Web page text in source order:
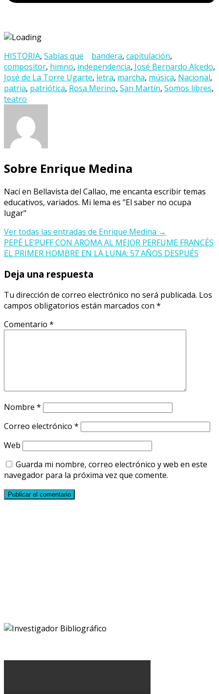
HISTORIA, Sabías que bandera, capitulación,
compositor, himno, independencia, José Bernardo Alcedo,
José de La Torre Ugarte, letra, marcha, música, Nacional,
patria, patriótica, Rosa Merino, San Martín, Somos libres,
teatro
Sobre Enrique Medina
Nací en Bellavista del Callao, me encanta escribir temas
educativos, variados. Mi lema es "El saber no ocupa
lugar"
Ver todas las entradas de Enrique Medina →
Navegación
de
entradas
PEPÉ LE’PUFF CON AROMA AL MEJOR PERFUME FRANCÉS
EL PRIMER HOMBRE EN LA LUNA: 57 AÑOS DESPUÉS
Deja una respuesta
Tu dirección de correo electrónico no será publicada. Los
campos obligatorios están marcados con *
Comentario *
Nombre *
Correo electrónico *
Web
Guarda mi nombre, correo electrónico y web en este
navegador para la próxima vez que comente.